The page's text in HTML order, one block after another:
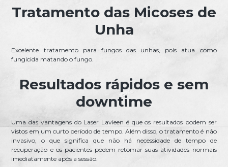
Tratamento das Micoses de
Unha
Excelente tratamento para fungos das unhas, pois atua como
fungicida matando o fungo.
Resultados rápidos e sem
downtime
Uma das vantagens do Laser Lavieen é que os resultados podem ser
vistos em um curto período de tempo. Além disso, o tratamento é não
invasivo, o que significa que não há necessidade de tempo de
recuperação e os pacientes podem retomar suas atividades normais
imediatamente após a sessão.